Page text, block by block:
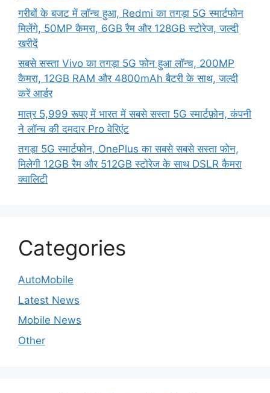
गरीबों के बजट में लॉन्च हुआ, Redmi का तगड़ा 5G स्मार्टफोन
मिलेंगे, 50MP कैमरा, 6GB रैम और 128GB स्टोरेज, जल्दी
खरीदें
सबसे सस्ता Vivo का तगड़ा 5G फोन हुआ लॉन्च, 200MP
कैमरा, 12GB RAM और 4800mAh बैटरी के साथ, जल्दी
करें आर्डर
मात्र 5,999 रूपए में भारत में सबसे सस्ता 5G स्मार्टफ़ोन, कंपनी
ने लॉन्च की दमदार Pro वेरिएंट
तगड़ा 5G स्मार्टफोन, OnePlus का सबसे सबसे सस्ता फोन,
मिलेगी 12GB रैम और 512GB स्टोरेज के साथ DSLR कैमरा
क्वालिटी
Categories
AutoMobile
Latest News
Mobile News
Other